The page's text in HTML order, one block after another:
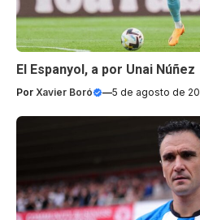
El Espanyol, a por Unai Núñez
Por Xavier Boró —5 de agosto de